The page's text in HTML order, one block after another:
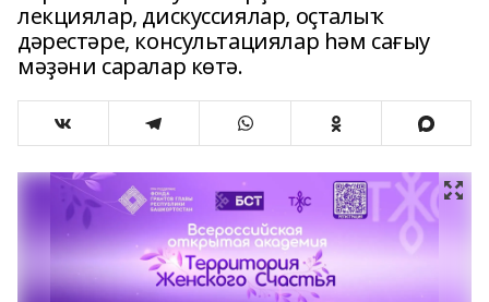
лекциялар, дискуссиялар, оҫталыҡ
дәрестәре, консультациялар һәм сағыу
мәҙәни саралар көтә.